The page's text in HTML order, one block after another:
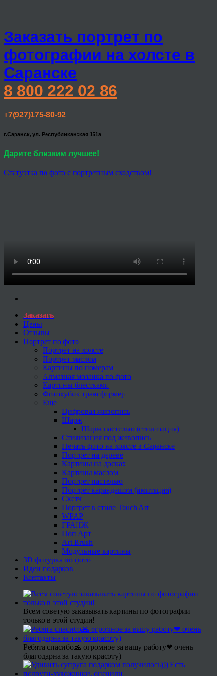
Заказать портрет по
фотографии на холсте в
Саранске
8 800 222 02 86
+7(927)175-80-92
г.Саранск, ул. Республиканская 151а
Дарите близким лучшее!
Статуэтка по фото с портретным сходством!
Заказать
Цены
Отзывы
Портрет по фото
Портрет на холсте
Портрет маслом
Картины по номерам
Алмазная мозаика по фото
Картины блестками
Фотокубик трансформер
Еще
Цифровая живопись
Шарж
Шарж пастелью (стилизация)
Стилизация под живопись
Печать фото на холсте в Саранске
Портрет на дереве
Картины на досках
Картины маслом
Портрет пастелью
Портрет карандашом (имитация)
Скетч
Портрет в стиле Touch Art
WPAP
ГРАНЖ
Поп Арт
Art Brush
Модульные картины
3D фигурка по фото
Идеи подарков
Контакты
Всем советую заказывать картины по фотографии
только в этой студии!
Ребята спасибо🙏 огромное за вашу работу❤ очень
благодарна за такую красоту)